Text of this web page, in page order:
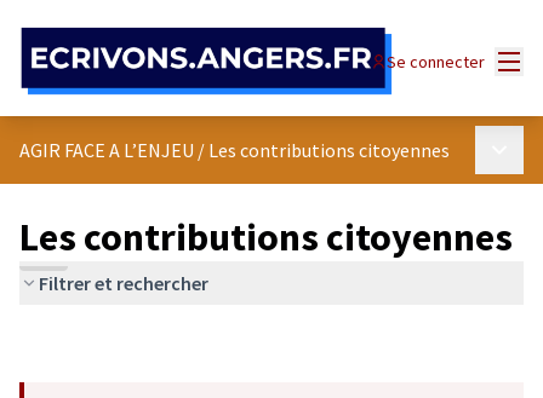
Se connecter
AGIR FACE A L’ENJEU / Les contributions citoyennes
Les contributions citoyennes
Filtrer et rechercher